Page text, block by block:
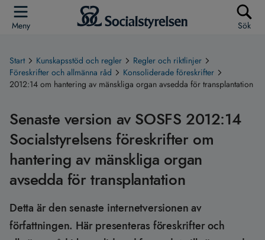
Meny Sök
Start Kunskapsstöd och regler
Regler och riktlinjer
Föreskrifter och allmänna råd
Konsoliderade föreskrifter
2012:14 om hantering av mänskliga organ avsedda för transplantation
Senaste version av SOSFS 2012:14
Socialstyrelsens föreskrifter om
hantering av mänskliga organ
avsedda för transplantation
Detta är den senaste internetversionen av
författningen. Här presenteras föreskrifter och